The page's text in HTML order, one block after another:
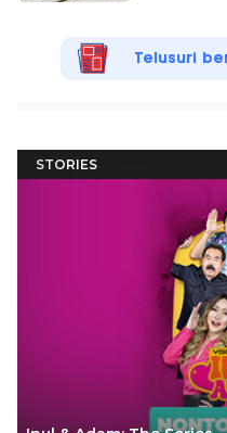
Telusuri